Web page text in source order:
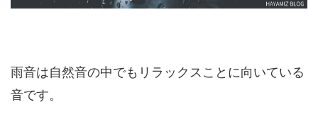
雨音は自然音の中でもリラックスことに向いている
音です。